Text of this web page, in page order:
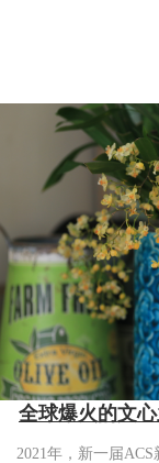
全球爆火的文
2021年，新一届